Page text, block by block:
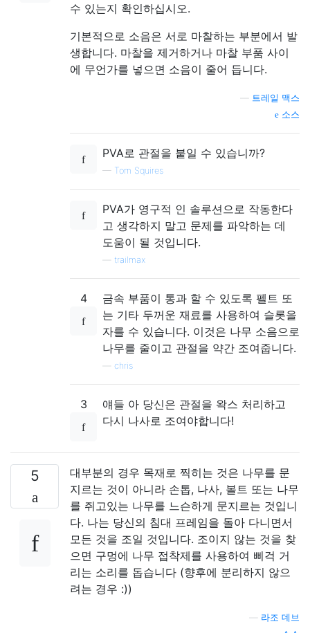
수 있는지 확인하십시오.
기본적으로 소음은 서로 마찰하는 부분에서 발
생합니다. 마찰을 제거하거나 마찰 부품 사이
에 무언가를 넣으면 소음이 줄어 듭니다.
트레일 맥스
소스
PVA로 관절을 붙일 수 있습니까?
— Tom Squires
PVA가 영구적 인 솔루션으로 작동한다
고 생각하지 말고 문제를 파악하는 데
도움이 될 것입니다.
trailmax
4
금속 부품이 통과 할 수 있도록 펠트 또
는 기타 두꺼운 재료를 사용하여 슬롯을
자를 수 있습니다. 이것은 나무 소음으로
나무를 줄이고 관절을 약간 조여줍니다.
chris
3
얘들 아 당신은 관절을 왁스 처리하고
다시 나사로 조여야합니다!
5
대부분의 경우 목재로 찍히는 것은 나무를 문
지르는 것이 아니라 손톱, 나사, 볼트 또는 나무
를 쥐고있는 나무를 느슨하게 문지르는 것입니
다. 나는 당신의 침대 프레임을 돌아 다니면서
모든 것을 조일 것입니다. 조이지 않는 것을 찾
으면 구멍에 나무 접착제를 사용하여 삐걱 거
리는 소리를 돕습니다 (향후에 분리하지 않으
려는 경우 :))
라조 데브